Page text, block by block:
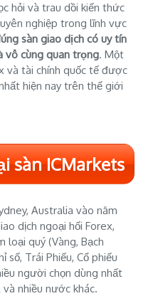
hỏi và trau dồi kiến thức
nghiệp trong lĩnh vực
sàn giao dịch có uy tín
vô cùng quan trọng. Một
và tài chính quốc tế được
hiện nay trên thế giới
sàn ICMarkets
Australia vào năm
dịch ngoại hối Forex,
loại quý (Vàng, Bạch
số, Trái Phiếu, Cổ phiếu
người chọn dùng nhất
và nhiều nước khác.